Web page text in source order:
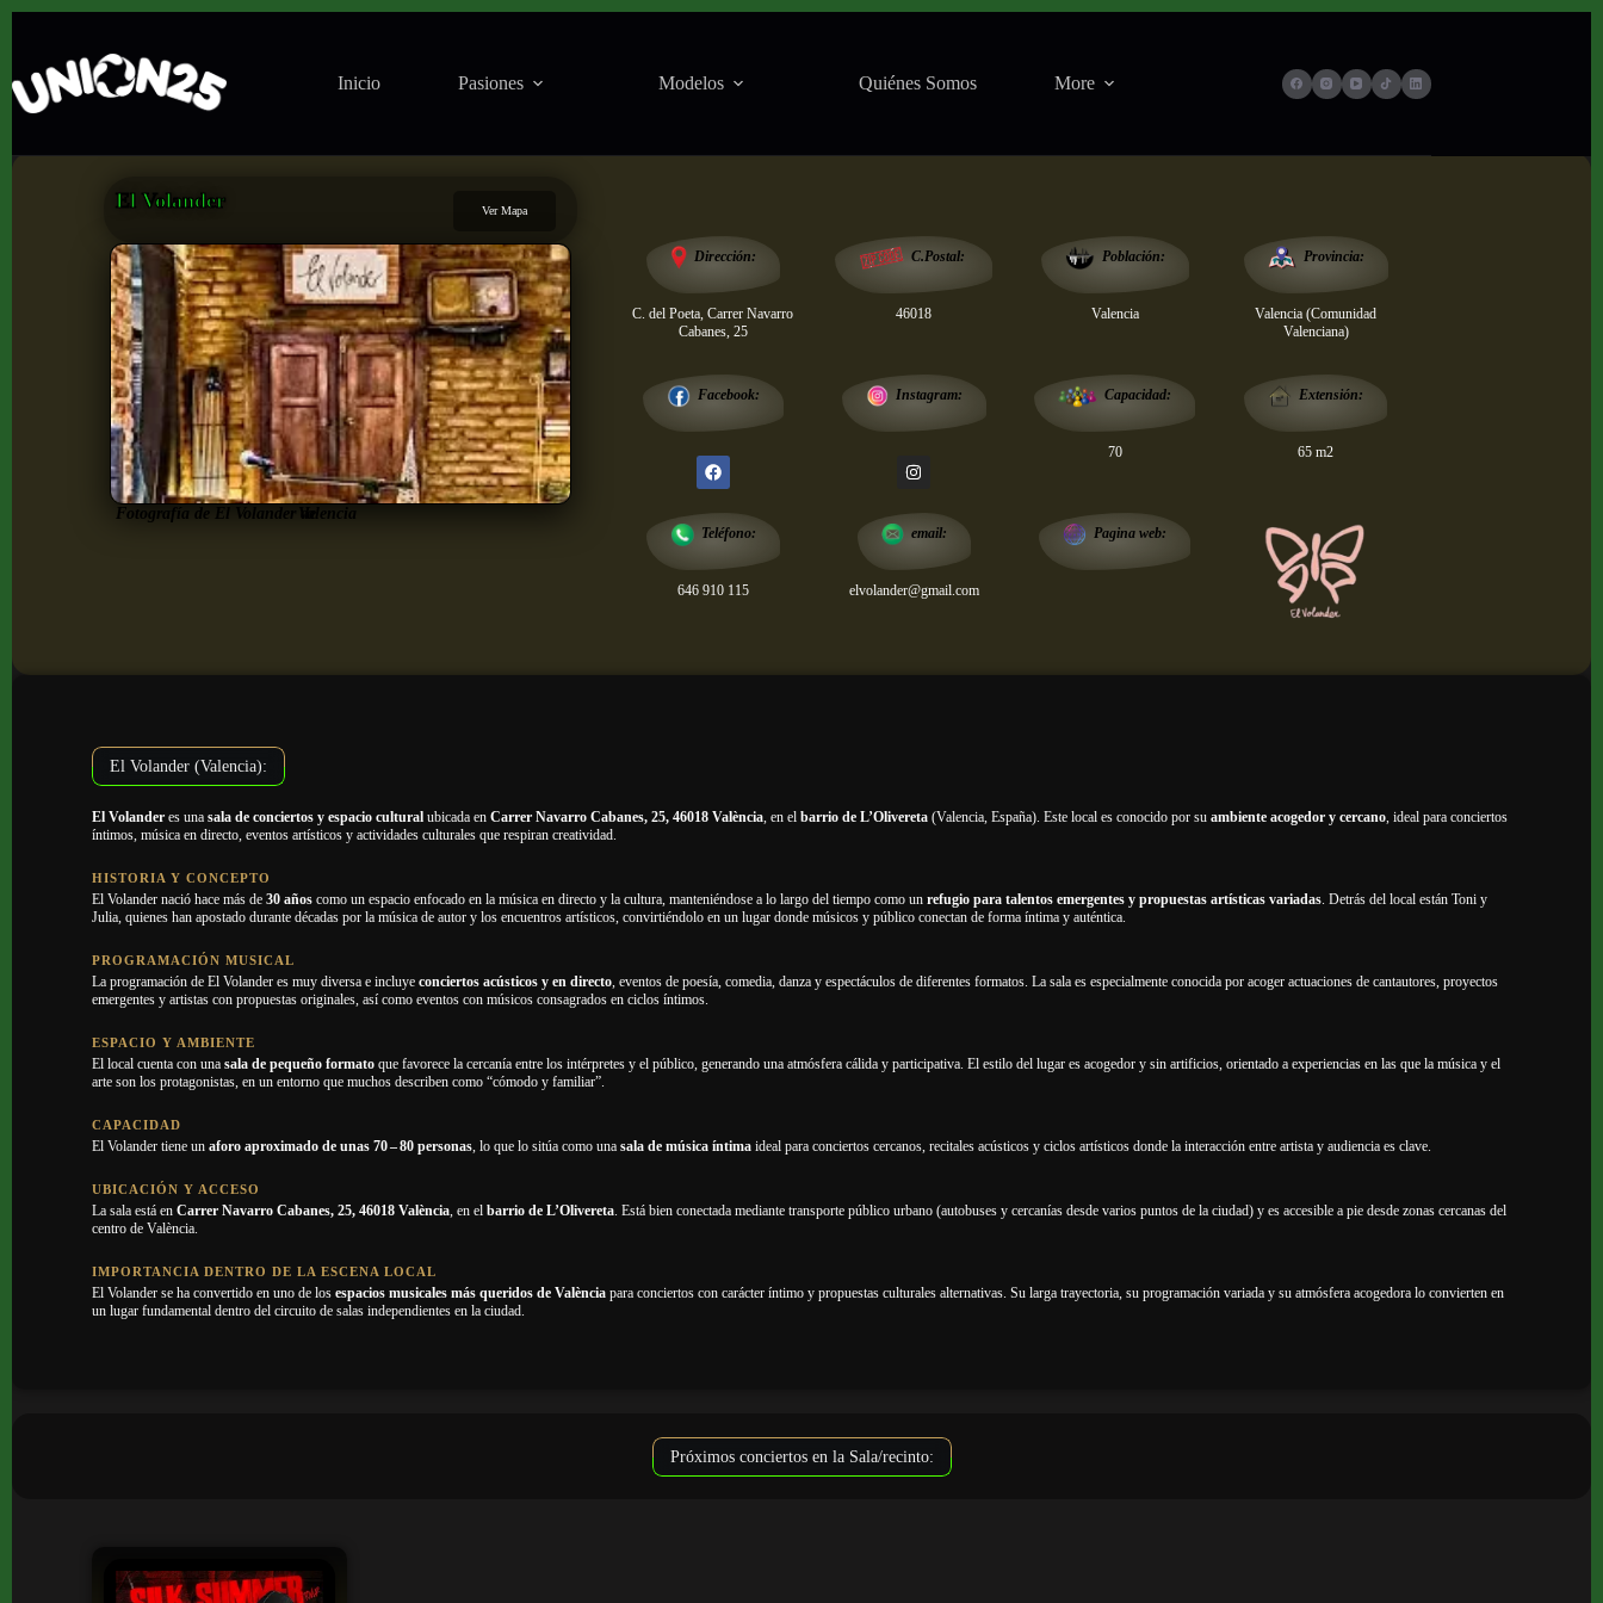
Inicio Pasiones Modelos Quiénes Somos More
El Volander Ver Mapa
Fotografía de El Volander deValencia
Dirección:
C. del Poeta, Carrer Navarro
Cabanes, 25
C.Postal:
46018
Población:
Valencia
Provincia:
Valencia (Comunidad
Valenciana)
Facebook: Instagram: Capacidad:
70
Extensión:
65 m2
Teléfono:
646 910 115
email:
elvolander@gmail.com
Pagina web:
El Volander (Valencia):
El Volander es unasala de conciertos y espacio cultural ubicada enCarrer Navarro Cabanes, 25, 46018 València, en elbarrio de L’Olivereta (Valencia, España). Este local es conocido por suambiente acogedor y cercano, ideal para conciertos
íntimos, música en directo, eventos artísticos y actividades culturales que respiran creatividad.
HISTORIA Y CONCEPTO
El Volander nació hace más de30 años como un espacio enfocado en la música en directo y la cultura, manteniéndose a lo largo del tiempo como unrefugio para talentos emergentes y propuestas artísticas variadas. Detrás del local están Toni y
Julia, quienes han apostado durante décadas por la música de autor y los encuentros artísticos, convirtiéndolo en un lugar donde músicos y público conectan de forma íntima y auténtica.
PROGRAMACIÓN MUSICAL
La programación de El Volander es muy diversa e incluyeconciertos acústicos y en directo, eventos de poesía, comedia, danza y espectáculos de diferentes formatos. La sala es especialmente conocida por acoger actuaciones de cantautores, proyectos
emergentes y artistas con propuestas originales, así como eventos con músicos consagrados en ciclos íntimos.
ESPACIO Y AMBIENTE
El local cuenta con unasala de pequeño formato que favorece la cercanía entre los intérpretes y el público, generando una atmósfera cálida y participativa. El estilo del lugar es acogedor y sin artificios, orientado a experiencias en las que la música y el
arte son los protagonistas, en un entorno que muchos describen como “cómodo y familiar”.
CAPACIDAD
El Volander tiene unaforo aproximado de unas 70 – 80 personas, lo que lo sitúa como unasala de música íntima ideal para conciertos cercanos, recitales acústicos y ciclos artísticos donde la interacción entre artista y audiencia es clave.
UBICACIÓN Y ACCESO
La sala está enCarrer Navarro Cabanes, 25, 46018 València, en elbarrio de L’Olivereta. Está bien conectada mediante transporte público urbano (autobuses y cercanías desde varios puntos de la ciudad) y es accesible a pie desde zonas cercanas del
centro de València.
IMPORTANCIA DENTRO DE LA ESCENA LOCAL
El Volander se ha convertido en uno de losespacios musicales más queridos de València para conciertos con carácter íntimo y propuestas culturales alternativas. Su larga trayectoria, su programación variada y su atmósfera acogedora lo convierten en
un lugar fundamental dentro del circuito de salas independientes en la ciudad.
Próximos conciertos en la Sala/recinto: